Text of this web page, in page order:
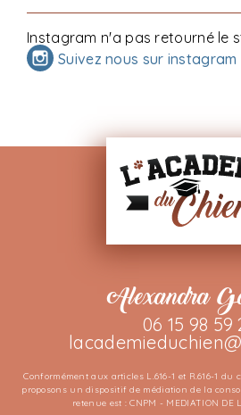
Instagram n'a pas retourné le
Suivez nous sur instagram
Alexandra
06 15 98 59
Conformément aux articles L.616-1 et R.616-1
proposons un dispositif de médiation de la
retenue est : CNPM - MEDIATION DE